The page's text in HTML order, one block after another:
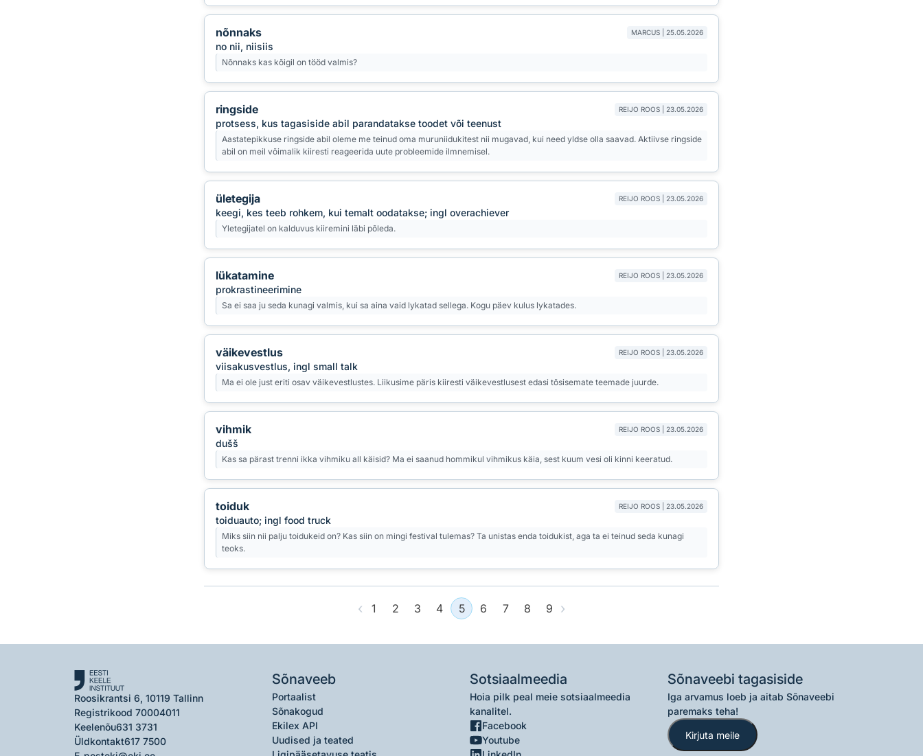
nõnnaks MARCUS | 25.05.2026
no nii, niisiis
Nõnnaks kas kõigil on tööd valmis?
ringside REIJO ROOS | 23.05.2026
protsess, kus tagasiside abil parandatakse toodet või teenust
Aastatepikkuse ringside abil oleme me teinud oma muruniidukitest nii mugavad, kui need yldse olla saavad. Aktiivse ringside
abil on meil võimalik kiiresti reageerida uute probleemide ilmnemisel.
ületegija REIJO ROOS | 23.05.2026
keegi, kes teeb rohkem, kui temalt oodatakse; ingl overachiever
Yletegijatel on kalduvus kiiremini läbi põleda.
lükatamine REIJO ROOS | 23.05.2026
prokrastineerimine
Sa ei saa ju seda kunagi valmis, kui sa aina vaid lykatad sellega. Kogu päev kulus lykatades.
väikevestlus REIJO ROOS | 23.05.2026
viisakusvestlus, ingl small talk
Ma ei ole just eriti osav väikevestlustes. Liikusime päris kiiresti väikevestlusest edasi tõsisemate teemade juurde.
vihmik REIJO ROOS | 23.05.2026
dušš
Kas sa pärast trenni ikka vihmiku all käisid? Ma ei saanud hommikul vihmikus käia, sest kuum vesi oli kinni keeratud.
toiduk REIJO ROOS | 23.05.2026
toiduauto; ingl food truck
Miks siin nii palju toidukeid on? Kas siin on mingi festival tulemas? Ta unistas enda toidukist, aga ta ei teinud seda kunagi
teoks.
‹ 1 2 3 4 5 6 7 8 9 ›
Roosikrantsi 6, 10119 Tallinn
Registrikood 70004011
Keelenõu631 3731
Üldkontakt617 7500
Sõnaveeb
Portaalist
Sõnakogud
Ekilex API
Uudised ja teated
Sotsiaalmeedia
Hoia pilk peal meie sotsiaalmeedia
kanalitel.
Facebook
Youtube
Sõnaveebi tagasiside
Iga arvamus loeb ja aitab Sõnaveebi
paremaks teha!
Kirjuta meile